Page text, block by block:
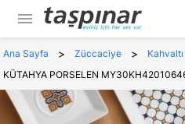
menu
Ana Sayfa > Züccaciye > Kahvaltı
KÜTAHYA PORSELEN